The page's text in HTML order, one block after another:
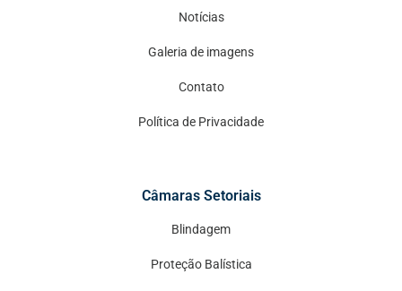
Notícias
Galeria de imagens
Contato
Política de Privacidade
Câmaras Setoriais
Blindagem
Proteção Balística